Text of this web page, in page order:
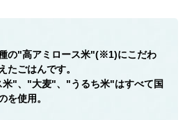
の"高アミロース米"(※1)にこだわ
たごはんです。
米"、"大麦"、"うるち米"はすべて国
を使用。